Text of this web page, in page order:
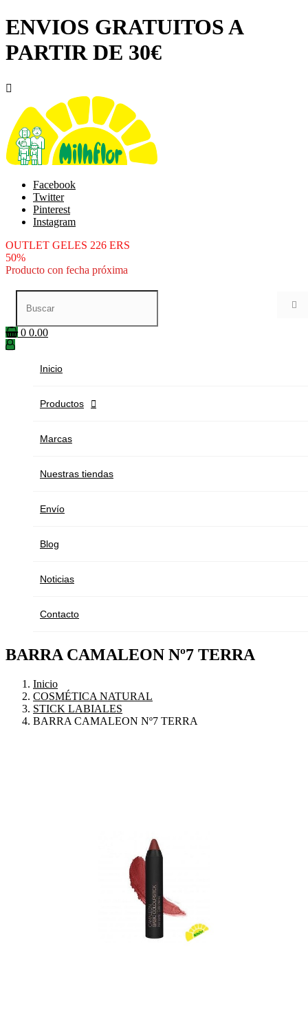
ENVIOS GRATUITOS A
PARTIR DE 30€

Facebook
Twitter
Pinterest
Instagram
OUTLET GELES 226 ERS
50%
Producto con fecha próxima

0 0.00
Inicio
Productos 
Marcas
Nuestras tiendas
Envío
Blog
Noticias
Contacto
BARRA CAMALEON Nº7 TERRA
Inicio
COSMÉTICA NATURAL
STICK LABIALES
BARRA CAMALEON Nº7 TERRA